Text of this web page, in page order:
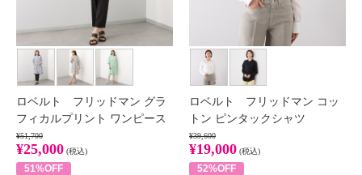
ロベルト フリッドマン グラ
フィカルプリント ワンピース
¥51,700
¥25,000 (税込)
51%OFF
ロベルト フリッドマン コッ
トン ピンタックシャツ
¥39,600
¥19,000 (税込)
52%OFF